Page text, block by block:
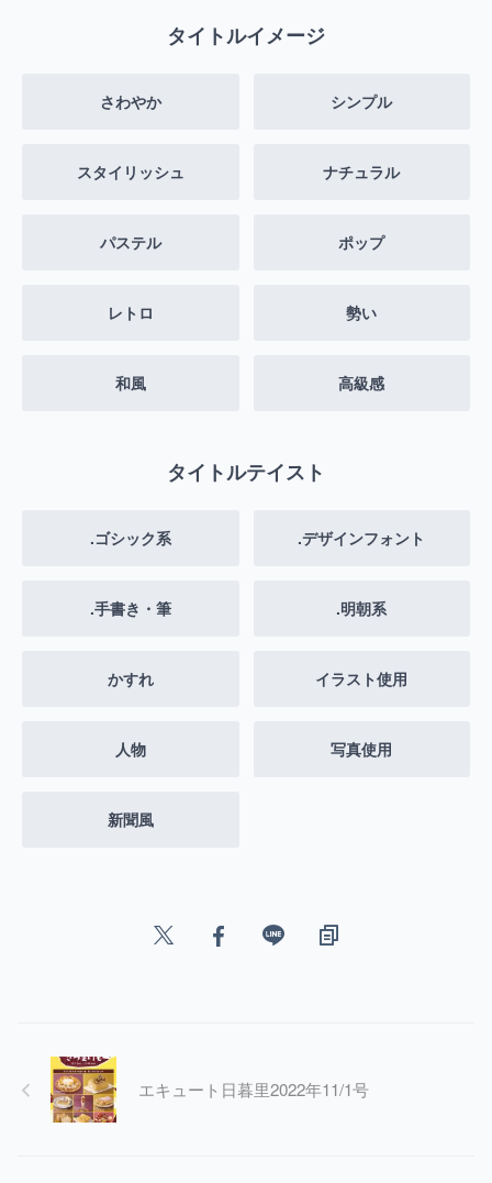
タイトルイメージ
さわやか シンプル
スタイリッシュ ナチュラル
パステル ポップ
レトロ 勢い
和風 高級感
タイトルテイスト
.ゴシック系 .デザインフォント
.手書き・筆 .明朝系
かすれ イラスト使用
人物 写真使用
新聞風
エキュート日暮里2022年11/1号